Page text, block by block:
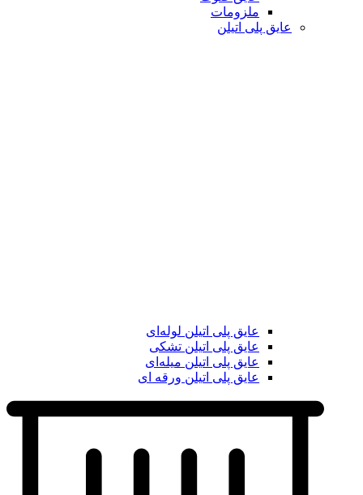
ملزومات
عایق پلی اتیلن
عایق پلی اتیلن لوله‌ای
عایق پلی اتیلن تشکی
عایق پلی اتیلن میله‌ای
عایق پلی اتیلن ورقه ای